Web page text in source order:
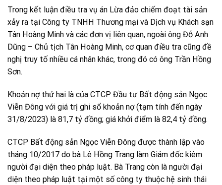
Trong kết luận điều tra vụ án Lừa đảo chiếm đoạt tài sản
xảy ra tại Công ty TNHH Thương mại và Dịch vụ Khách sạn
Tân Hoàng Minh và các đơn vị liên quan, ngoài ông Đỗ Anh
Dũng – Chủ tịch Tân Hoàng Minh, cơ quan điều tra cũng đề
nghị truy tố nhiều cá nhân khác, trong đó có ông Trần Hồng
Sơn.
Khoản nợ thứ hai là của CTCP Đầu tư Bất động sản Ngọc
Viễn Đông với giá trị ghi sổ khoản nợ (tạm tính đến ngày
31/8/2023) là 81,7 tỷ đồng; giá khởi điểm là 82,4 tỷ đồng.
CTCP Bất động sản Ngọc Viễn Đông được thành lập vào
tháng 10/2017 do bà Lê Hồng Trang làm Giám đốc kiêm
người đại diện theo pháp luật. Bà Trang còn là người đại
diện theo pháp luật tại một số công ty thuộc hệ sinh thái